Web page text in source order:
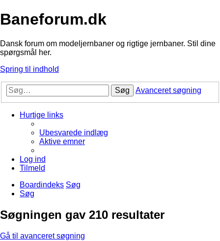
Baneforum.dk
Dansk forum om modeljernbaner og rigtige jernbaner. Stil dine
spørgsmål her.
Spring til indhold
Søg Avanceret søgning
Hurtige links
Ubesvarede indlæg
Aktive emner
Log ind
Tilmeld
Boardindeks Søg
Søg
Søgningen gav 210 resultater
Gå til avanceret søgning